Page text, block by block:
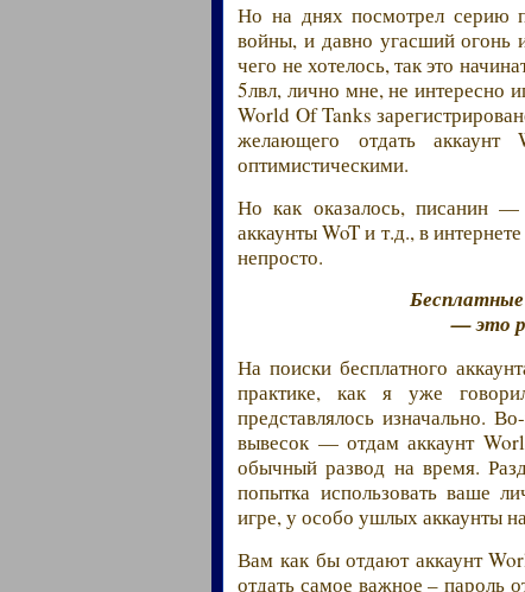
Но на днях посмотрел серию
войны, и давно угасший огонь
чего не хотелось, так это
5лвл, лично мне, не интересно
World Of Tanks
желающего отдать аккаунт
оптимистическими.
Но как оказалось, писанин —
аккаунты WoT и т.д., в
непросто.
— это
На поиски бесплатного
практике, как я уже
представлялось изначально.
вывесок — отдам аккаунт
обычный развод на время.
попытка использовать ваше
игре, у особо ушлых аккаунты
Вам как бы отдают аккаунт
отдать самое важное – пароль